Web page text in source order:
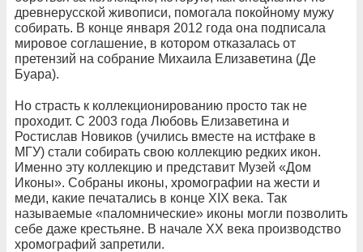
древнерусской живописи, помогала покойному мужу
собирать. В конце января 2012 года она подписала
мировое соглашение, в котором отказалась от
претензий на собрание Михаила Елизаветина (Де
Буара).
Но страсть к коллекционированию просто так не
проходит. С 2003 года Любовь Елизаветина и
Ростислав Новиков (учились вместе на истфаке в
МГУ) стали собирать свою коллекцию редких икон.
Именно эту коллекцию и представит Музей «Дом
Иконы». Собраны иконы, хромографии на жести и
меди, какие печатались в конце ХIХ века. Так
называемые «паломнические» иконы могли позволить
себе даже крестьяне. В начале ХХ века производство
хромографий запретили.